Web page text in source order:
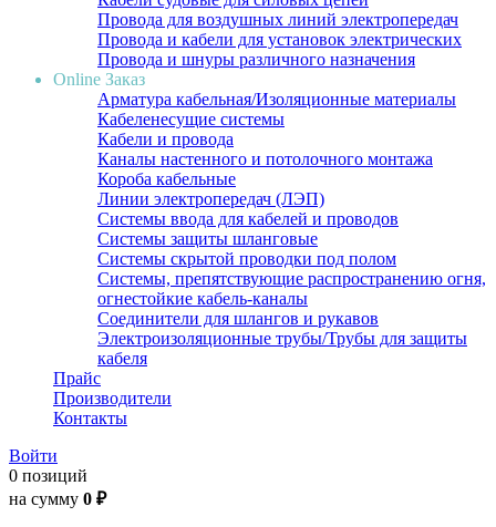
Провода для воздушных линий электропередач
Провода и кабели для установок электрических
Провода и шнуры различного назначения
Online Заказ
Арматура кабельная/Изоляционные материалы
Кабеленесущие системы
Кабели и провода
Каналы настенного и потолочного монтажа
Короба кабельные
Линии электропередач (ЛЭП)
Системы ввода для кабелей и проводов
Системы защиты шланговые
Системы скрытой проводки под полом
Системы, препятствующие распространению огня,
огнестойкие кабель-каналы
Соединители для шлангов и рукавов
Электроизоляционные трубы/Трубы для защиты
кабеля
Прайс
Производители
Контакты
Войти
0 позиций
на сумму 0 ₽